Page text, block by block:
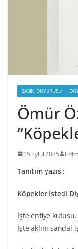
BASIN DUYURUSU
Ömür
15 Eylül 2025
Tanıtım yazısı:
Köpekler İstedi
İşte enfiye
İşte aklını sandal